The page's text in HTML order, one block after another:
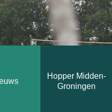
Hopper Midden-
Groningen